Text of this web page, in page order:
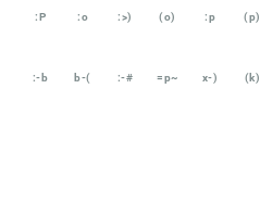
:P :o :>) (o) :p (p)
:-b b-( :-# =p~ x-) (k)